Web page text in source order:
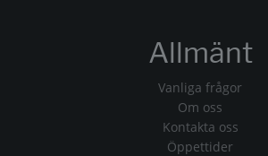
Allmänt
Vanliga frågor
Om oss
Kontakta oss
Öppettider